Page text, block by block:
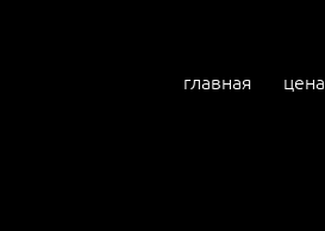
главная цена